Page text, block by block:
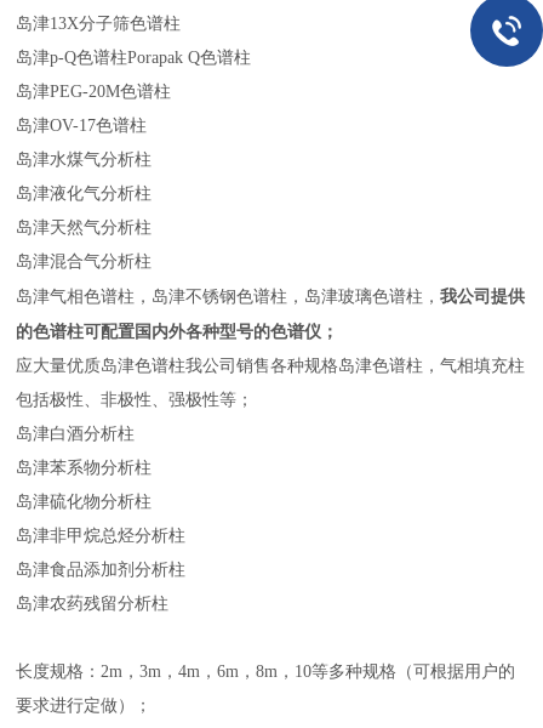
岛津13X分子筛色谱柱
岛津p-Q色谱柱Porapak Q色谱柱
岛津PEG-20M色谱柱
岛津OV-17色谱柱
岛津水煤气分析柱
岛津液化气分析柱
岛津天然气分析柱
岛津混合气分析柱
岛津气相色谱柱，岛津不锈钢色谱柱，岛津玻璃色谱柱，我公司提供
的色谱柱可配置国内外各种型号的色谱仪；
应大量优质岛津色谱柱我公司销售各种规格岛津色谱柱，气相填充柱
包括极性、非极性、强极性等；
岛津白酒分析柱
岛津苯系物分析柱
岛津硫化物分析柱
岛津非甲烷总烃分析柱
岛津食品添加剂分析柱
岛津农药残留分析柱
长度规格：2m，3m，4m，6m，8m，10等多种规格（可根据用户的
要求进行定做）；